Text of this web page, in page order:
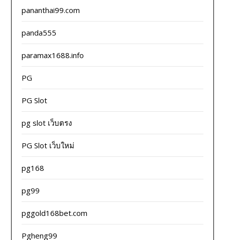
pananthai99.com
panda555
paramax1688.info
PG
PG Slot
pg slot เว็บตรง
PG Slot เว็บใหม่
pg168
pg99
pggold168bet.com
Pgheng99